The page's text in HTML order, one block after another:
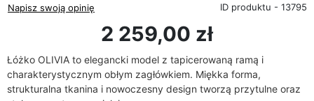
Napisz swoją opinię ID produktu - 13795
2 259,00 zł
Łóżko OLIVIA to elegancki model z tapicerowaną ramą i
charakterystycznym obłym zagłówkiem. Miękka forma,
strukturalna tkanina i nowoczesny design tworzą przytulne oraz